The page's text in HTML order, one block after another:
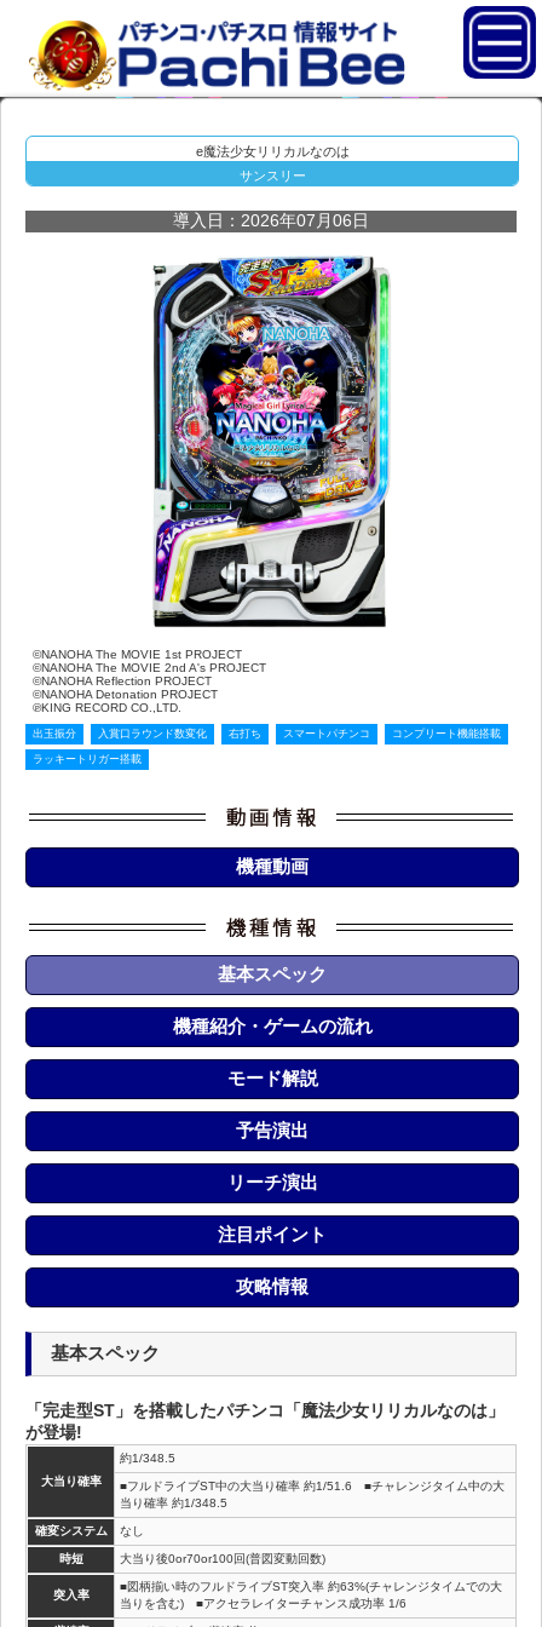
e魔法少女リリカルなのは
サンスリー
導入日：2026年07月06日
©NANOHA The MOVIE 1st PROJECT
©NANOHA The MOVIE 2nd A's PROJECT
©NANOHA Reflection PROJECT
©NANOHA Detonation PROJECT
℗KING RECORD CO.,LTD.
出玉振分 入賞口ラウンド数変化 右打ち スマートパチンコ コンプリート機能搭載
ラッキートリガー搭載
機種動画
基本スペック
機種紹介・ゲームの流れ
モード解説
予告演出
リーチ演出
注目ポイント
攻略情報
基本スペック
「完走型ST」を搭載したパチンコ「魔法少女リリカルなのは」
が登場!
大当り確率
約1/348.5
■フルドライブST中の大当り確率 約1/51.6 ■チャレンジタイム中の大
当り確率 約1/348.5
確変システム なし
時短 大当り後0or70or100回(普図変動回数)
突入率
■図柄揃い時のフルドライブST突入率 約63%(チャレンジタイムでの大
当りを含む) ■アクセラレイターチャンス成功率 1/6